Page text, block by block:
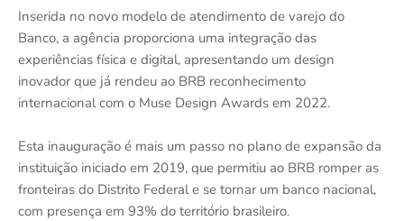
Inserida no novo modelo de atendimento de varejo do
Banco, a agência proporciona uma integração das
experiências física e digital, apresentando um design
inovador que já rendeu ao BRB reconhecimento
internacional com o Muse Design Awards em 2022.
Esta inauguração é mais um passo no plano de expansão da
instituição iniciado em 2019, que permitiu ao BRB romper as
fronteiras do Distrito Federal e se tornar um banco nacional,
com presença em 93% do território brasileiro.